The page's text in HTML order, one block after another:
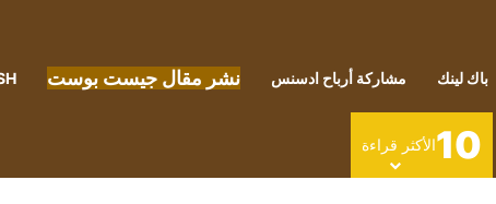
باك لينك مشاركة أرباح ادسنس نشر مقال جيست بوست
10الأكثر قراءة